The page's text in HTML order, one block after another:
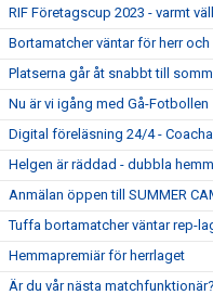
RIF Företagscup 2023 - varmt
Bortamatcher väntar för herr och
Platserna går åt snabbt till
Nu är vi igång med Gå-Fotbollen
Digital föreläsning 24/4 -
Helgen är räddad - dubbla
Anmälan öppen till SUMMER
Tuffa bortamatcher väntar rep-
Hemmapremiär för herrlaget
Är du vår nästa matchfunktionär?